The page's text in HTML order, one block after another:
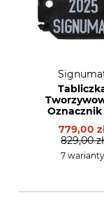
Oznacznik
cechowania
typu 04 - trzy
lub z logo
779,00
829,00 zł
7 warianty